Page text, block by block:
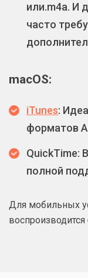
или.m4a. И
часто
macOS:
iTunes:
форматов
QuickTime:
полной
Для мобильных